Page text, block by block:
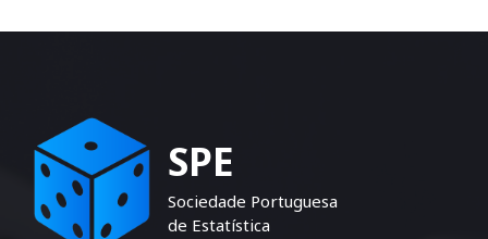
SPE
Sociedade Portuguesa
de Estatística